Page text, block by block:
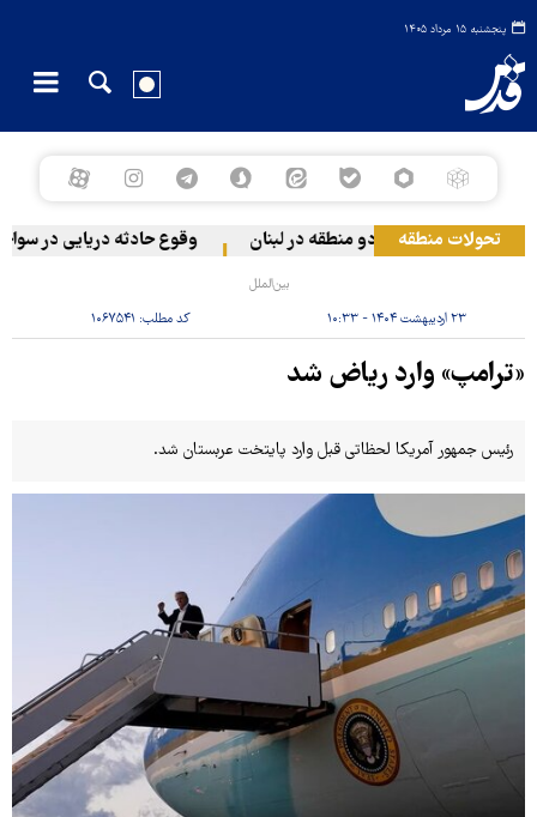
پنجشنبه ۱۵ مرداد ۱۴۰۵
تحولات منطقه
صهیونیستی به دو منطقه در لبنان وقوع حادثه دریایی در
بین‌الملل
۲۳ اردیبهشت ۱۴۰۴ - ۱۰:۳۳ کد مطلب: ۱۰۶۷۵۴۱
«ترامپ» وارد ریاض شد
رئیس جمهور آمریکا لحظاتی قبل وارد پایتخت عربستان شد.